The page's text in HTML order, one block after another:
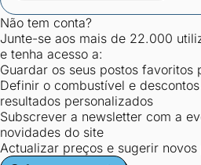
Não tem conta?
Junte-se aos mais de 22.000
e tenha acesso a:
Guardar os seus postos favoritos
Definir o combustível e
resultados personalizados
Subscrever a newsletter com a
novidades do site
Actualizar preços e sugerir